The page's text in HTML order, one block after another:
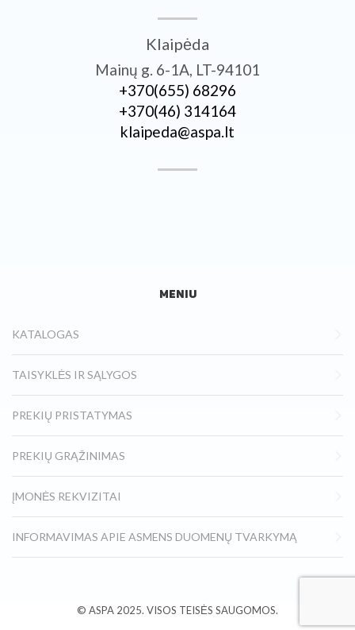
Klaipėda
Mainų g. 6-1A, LT-94101
+370­(655) 68296
+370­(46) 314164
klaipeda@aspa.lt
MENIU
KATALOGAS
TAISYKLĖS IR SĄLYGOS
PREKIŲ PRISTATYMAS
PREKIŲ GRĄŽINIMAS
ĮMONĖS REKVIZITAI
INFORMAVIMAS APIE ASMENS DUOMENŲ TVARKYMĄ
© ASPA 2025. VISOS TEISĖS SAUGOMOS.